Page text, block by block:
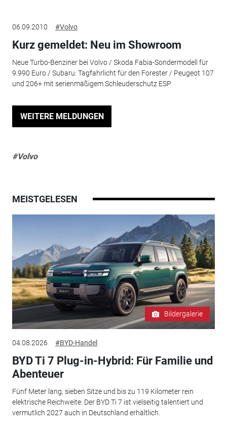
06.09.2010 #Volvo
Kurz gemeldet: Neu im Showroom
Neue Turbo-Benziner bei Volvo / Skoda Fabia-Sondermodell für
9.990 Euro / Subaru: Tagfahrlicht für den Forester / Peugeot 107
und 206+ mit serienmäßigem Schleuderschutz ESP
WEITERE MELDUNGEN
#Volvo
MEISTGELESEN
Bildergalerie
04.08.2026 #BYD-Handel
BYD Ti 7 Plug-in-Hybrid: Für Familie und
Abenteuer
Fünf Meter lang, sieben Sitze und bis zu 119 Kilometer rein
elektrische Reichweite: Der BYD Ti 7 ist vielseitig talentiert und
vermutlich 2027 auch in Deutschland erhältlich.